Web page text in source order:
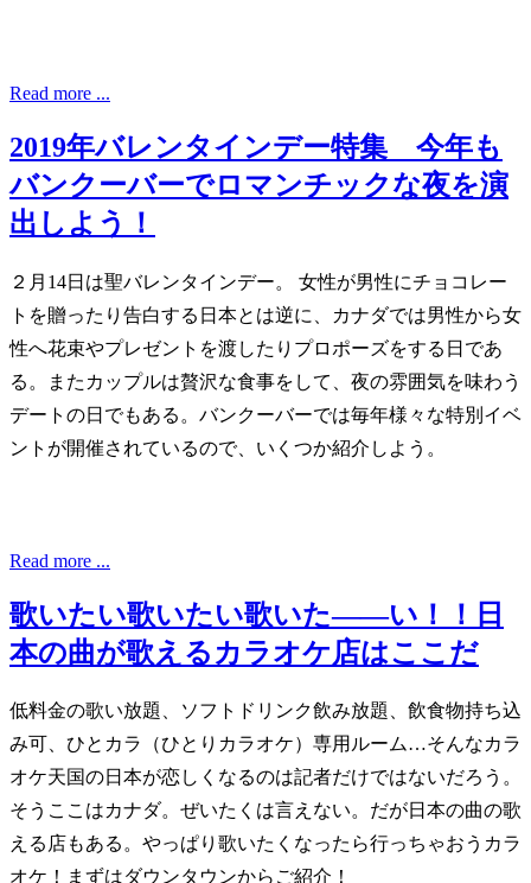
Read more ...
2019年バレンタインデー特集 今年も
バンクーバーでロマンチックな夜を演
出しよう！
２月14日は聖バレンタインデー。 女性が男性にチョコレー
トを贈ったり告白する日本とは逆に、カナダでは男性から女
性へ花束やプレゼントを渡したりプロポーズをする日であ
る。またカップルは贅沢な食事をして、夜の雰囲気を味わう
デートの日でもある。バンクーバーでは毎年様々な特別イベ
ントが開催されているので、いくつか紹介しよう。
Read more ...
歌いたい歌いたい歌いた——い！！日
本の曲が歌えるカラオケ店はここだ
低料金の歌い放題、ソフトドリンク飲み放題、飲食物持ち込
み可、ひとカラ（ひとりカラオケ）専用ルーム…そんなカラ
オケ天国の日本が恋しくなるのは記者だけではないだろう。
そうここはカナダ。ぜいたくは言えない。だが日本の曲の歌
える店もある。やっぱり歌いたくなったら行っちゃおうカラ
オケ！まずはダウンタウンからご紹介！